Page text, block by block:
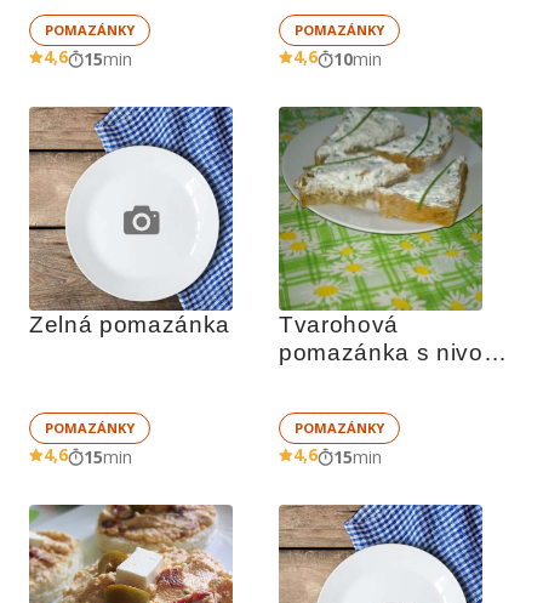
POMAZÁNKY
4,6 15min
POMAZÁNKY
4,6 10min
Zelná pomazánka
POMAZÁNKY
4,6 15min
Tvarohová
pomazánka s nivou
POMAZÁNKY
4,6 15min